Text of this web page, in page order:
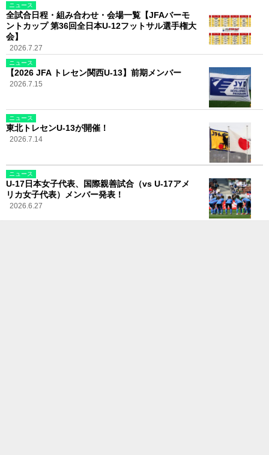
ニュース
全試合日程・組み合わせ・会場一覧【JFAバーモ
ントカップ 第36回全日本U-12フットサル選手権大
会】
2026.7.27
ニュース
【2026 JFA トレセン関西U-13】前期メンバー
2026.7.15
ニュース
東北トレセンU-13が開催！
2026.7.14
ニュース
U-17日本女子代表、国際親善試合（vs U-17アメ
リカ女子代表）メンバー発表！
2026.6.27